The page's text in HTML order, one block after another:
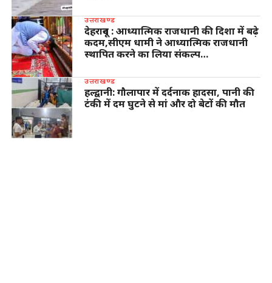
उत्तराखण्ड
देहरादून : आध्यात्मिक राजधानी की दिशा में बढ़े
कदम,सीएम धामी ने आध्यात्मिक राजधानी
स्थापित करने का लिया संकल्प…
उत्तराखण्ड
हल्द्वानी: गौलापार में दर्दनाक हादसा, पानी की
टंकी में दम घुटने से मां और दो बेटों की मौत